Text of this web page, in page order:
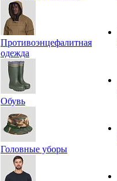
Противоэнцефалитная
одежда
Обувь
Головные уборы